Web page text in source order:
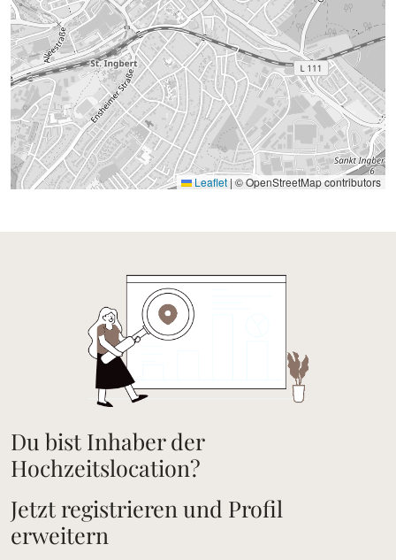
Leaflet | © OpenStreetMap contributors
Du bist Inhaber der
Hochzeitslocation?
Jetzt registrieren und Profil
erweitern